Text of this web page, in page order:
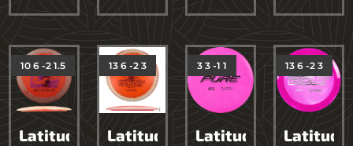
Latitude64
10 6 -2 1.5
Latitude64
13 6 -2 3
Latitude
3 3 -1 1
Latitude
13 6 -2 3